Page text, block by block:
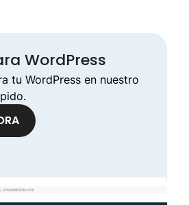
WordPress
tu WordPress en nuestro